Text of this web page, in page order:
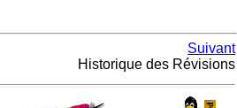
Suivant
Historique des Révisions